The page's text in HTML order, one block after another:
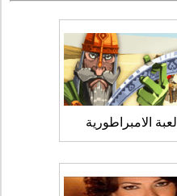
لعبة الامبراطورية